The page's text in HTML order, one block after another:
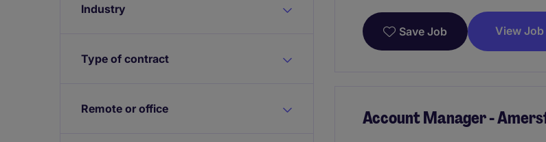
Industry
Type of contract
Remote or office
Save Job View Job
Account Manager -